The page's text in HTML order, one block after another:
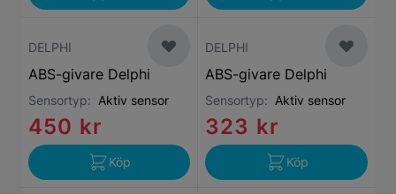
DELPHI
ABS-givare Delphi
Sensortyp: Aktiv sensor
450 kr
Köp
DELPHI
ABS-givare Delphi
Sensortyp: Aktiv sensor
323 kr
Köp